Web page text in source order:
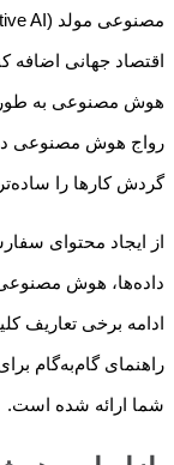
اقتصاد جهانی اضافه
هوش مصنوعی به طور
رواج هوش مصنوعی در
گردش کارها را
از ایجاد محتوای
داده‌ها، هوش
ادامه برخی تعاریف
راهنمای گام‌به‌گام
شما ارائه شده است.